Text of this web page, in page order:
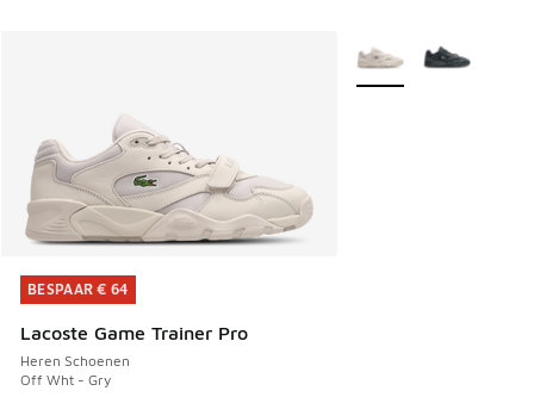
BESPAAR € 64
Lacoste Game Trainer Pro
Heren Schoenen
Off Wht - Gry
BESPAAR € 64
Meer kleuren